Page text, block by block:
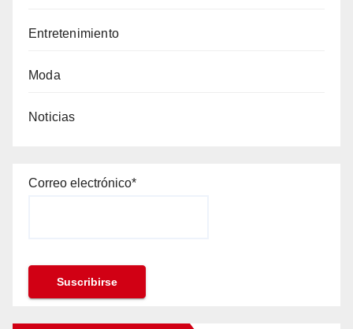
Entretenimiento
Moda
Noticias
Correo electrónico*